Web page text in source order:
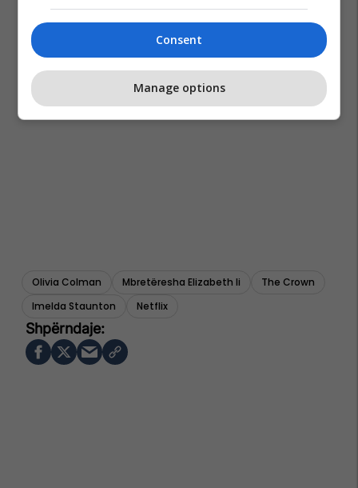
Olivia Colman Mbretëresha Elizabeth Ii
The Crown
Imelda Staunton
Netflix
Consent
Manage options